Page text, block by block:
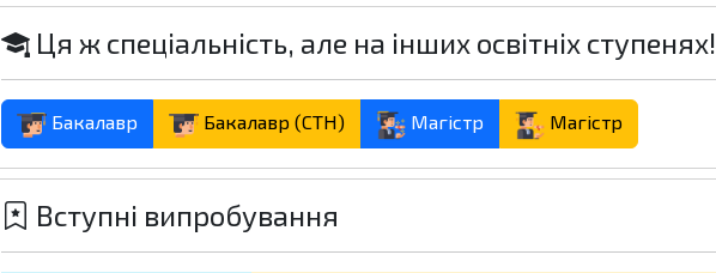
Ця ж спеціальність, але на інших освітніх ступенях!
Бакалавр Бакалавр (СТН) Магістр Магістр
Вступні випробування